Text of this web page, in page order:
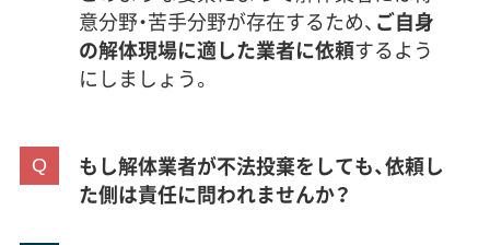
意分野・苦手分野が存在するため、 ご自身
の解体現場に適した業者に依頼するよう
にしましょう。
もし解体業者が不法投棄をしても、依頼し
た側は責任に問われませんか？